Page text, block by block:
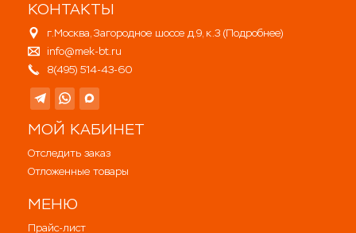
КОНТАКТЫ
г.Москва, Загородное шоссе д.9, к.3 (Подробнее)
info@mek-bt.ru
8(495) 514-43-60
МОЙ КАБИНЕТ
Отследить заказ
Отложенные товары
МЕНЮ
Прайс-лист